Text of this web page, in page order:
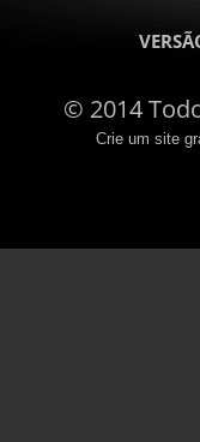
© 2014
Crie um site